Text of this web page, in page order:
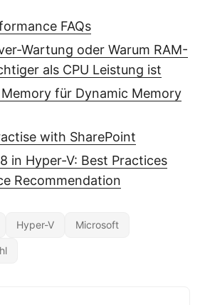
FAQs
Wartung oder Warum RAM-
als CPU Leistung ist
für Dynamic Memory
with SharePoint
in Hyper-V: Best Practices
Recommendation
Hyper-V Microsoft